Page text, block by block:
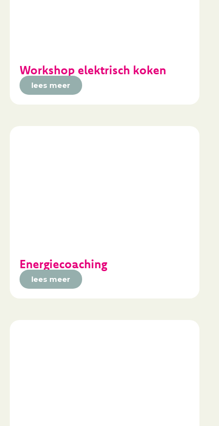
Workshop elektrisch koken
lees meer
Energiecoaching
lees meer